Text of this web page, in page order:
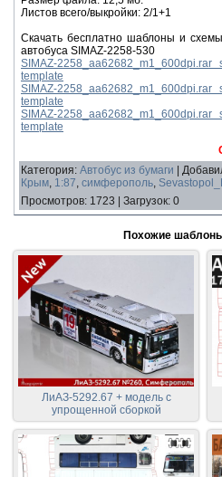
Листов всего/выкройки: 2/1+1
Скачать бесплатно шаблоны и
автобуса SIMAZ-2258-530
SIMAZ-
template
SIMAZ-
template
SIMAZ-
template
Категория: Автобус из бумаги
Крым, 1:87, симферополь,
Просмотров: 1723 Загрузок: 0
Похожие
ЛиАЗ-5292.67 + модель с
упрощенной сборкой